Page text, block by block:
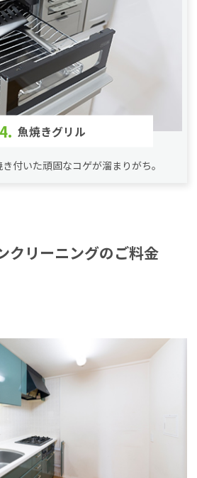
魚焼きグリル
付いた頑固なコゲが溜まりがち。
クリーニングのご料金